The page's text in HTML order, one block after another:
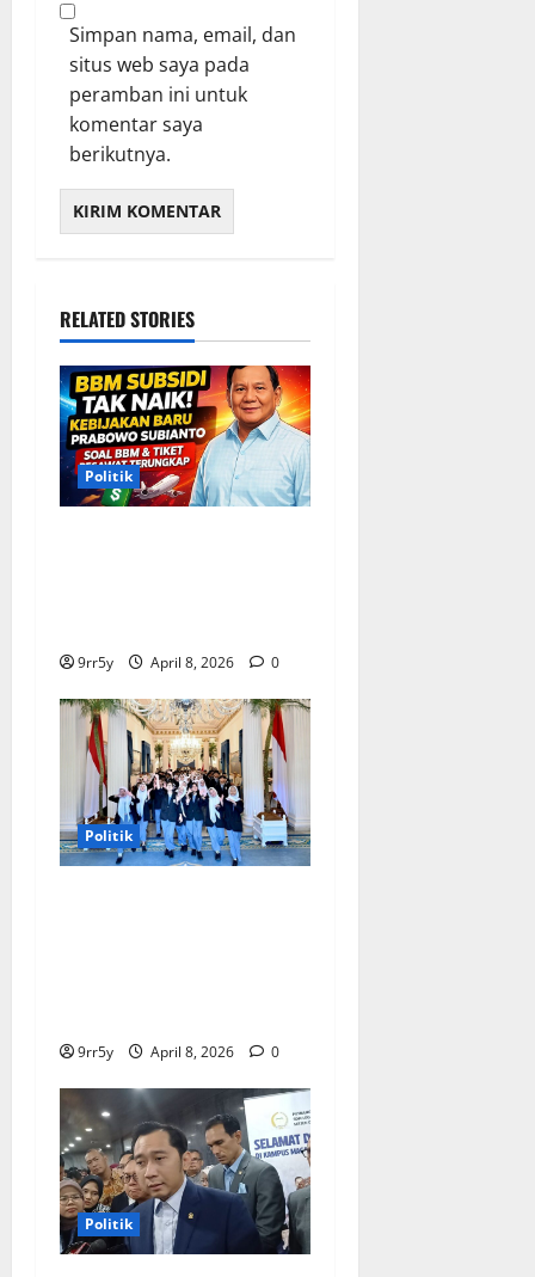
Simpan nama, email, dan
situs web saya pada
peramban ini untuk
komentar saya
berikutnya.
RELATED STORIES
Politik
9rr5y April 8, 2026 0
Politik
9rr5y April 8, 2026 0
Politik